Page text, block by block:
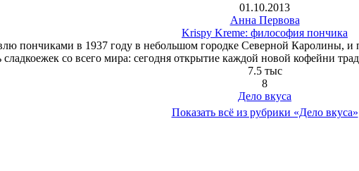
01.10.2013
Анна Первова
Krispy Kreme: философия пончика
пончиками в 1937 году в небольшом городке Северной Каролины, и
со всего мира: сегодня открытие каждой новой кофейни
7.5 тыс
8
Дело вкуса
Показать всё из рубрики «Дело вкуса»